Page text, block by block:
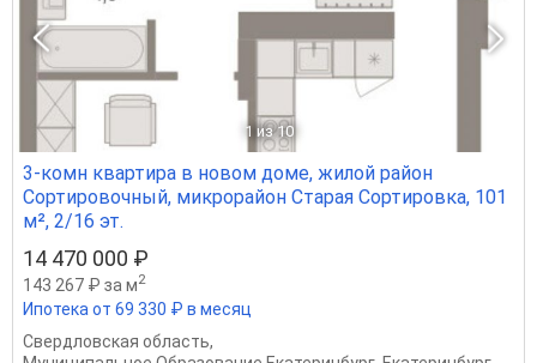
1 из 10
3-комн квартира в новом доме, жилой район
Сортировочный, микрорайон Старая Сортировка, 101
м², 2/16 эт.
14 470 000 ₽
143 267 ₽ за м2
Ипотека от 69 330 ₽ в месяц
Свердловская область,